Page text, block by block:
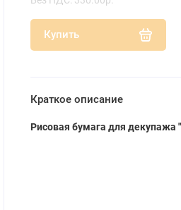
Купить
Краткое описание
Рисовая бумага для декупажа